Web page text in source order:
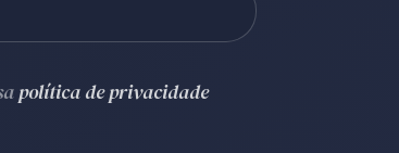
política de privacidade